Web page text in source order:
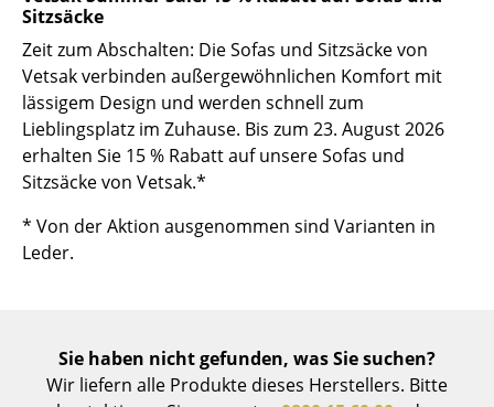
Tabletts
Büroutensilien
Aufbewahrungsboxen
Decken
Kissen
Vorhänge
... alle Accessoires
Sitzsäcke
Zeit zum Abschalten: Die Sofas und Sitzsäcke von
Vetsak verbinden außergewöhnlichen Komfort mit
lässigem Design und werden schnell zum
Lieblingsplatz im Zuhause. Bis zum 23. August 2026
erhalten Sie 15 % Rabatt auf unsere Sofas und
Sitzsäcke von Vetsak.*
* Von der Aktion ausgenommen sind Varianten in
Leder.
Sie haben nicht gefunden, was Sie suchen?
Wir liefern alle Produkte dieses Herstellers. Bitte